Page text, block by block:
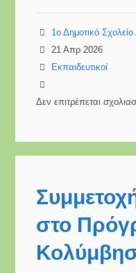
1ο Δημοτικό
21 Απρ 2026
Εκπαιδευτικοί
Δεν επιτρέπεται
στο